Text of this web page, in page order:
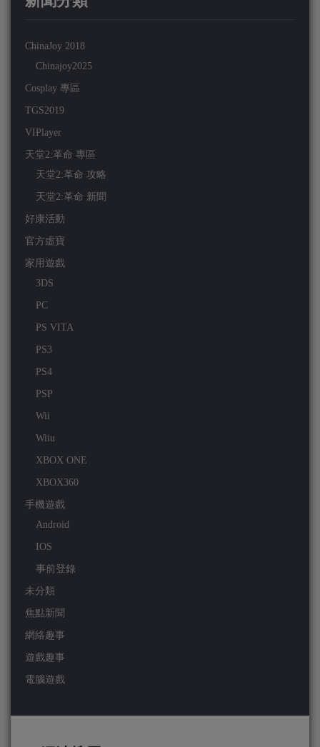
ChinaJoy 2018
Chinajoy2025
Cosplay 專區
TGS2019
VIPlayer
天堂2:革命 專區
天堂2:革命 攻略
天堂2:革命 新聞
好康活動
官方虛寶
家用遊戲
3DS
PC
PS VITA
PS3
PS4
PSP
Wii
Wiiu
XBOX ONE
XBOX360
手機遊戲
Android
IOS
事前登錄
未分類
焦點新聞
網絡趣事
遊戲趣事
電腦遊戲